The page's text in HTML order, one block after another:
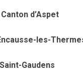
d’Aspet
les-
Gaudens